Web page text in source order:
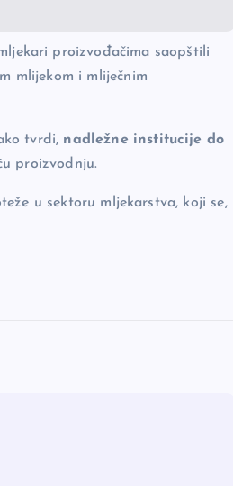
proizvođačima saopštili
mlijekom i mliječnim
tvrdi, nadležne institucije do
proizvodnju.
u sektoru mljekarstva, koji se,